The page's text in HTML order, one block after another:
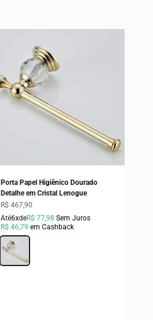
Porta Papel Higiênico Dourado
Detalhe em Cristal Lenogue
Preço promocional
R$ 467,90
Até6xdeR$ 77,98 Sem Juros
R$ 46,79 em Cashback
Cor
Dourado